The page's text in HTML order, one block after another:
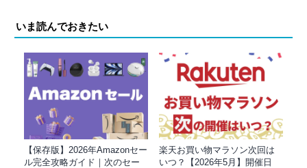
いま読んでおきたい
【保存版】2026年Amazonセー
ル完全攻略ガイド｜次のセー
楽天お買い物マラソン次回は
いつ？【2026年5月】開催日